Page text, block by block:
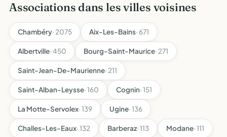
Associations dans les villes voisines
Chambéry· 2075 Aix-Les-Bains· 671
Albertville· 450 Bourg-Saint-Maurice· 271
Saint-Jean-De-Maurienne· 211
Saint-Alban-Leysse· 160 Cognin· 151
La Motte-Servolex· 139 Ugine· 136
Challes-Les-Eaux· 132 Barberaz· 113 Modane· 111